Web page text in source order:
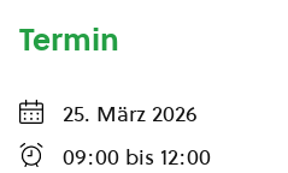
Termin
25. März 2026
09:00 bis 12:00